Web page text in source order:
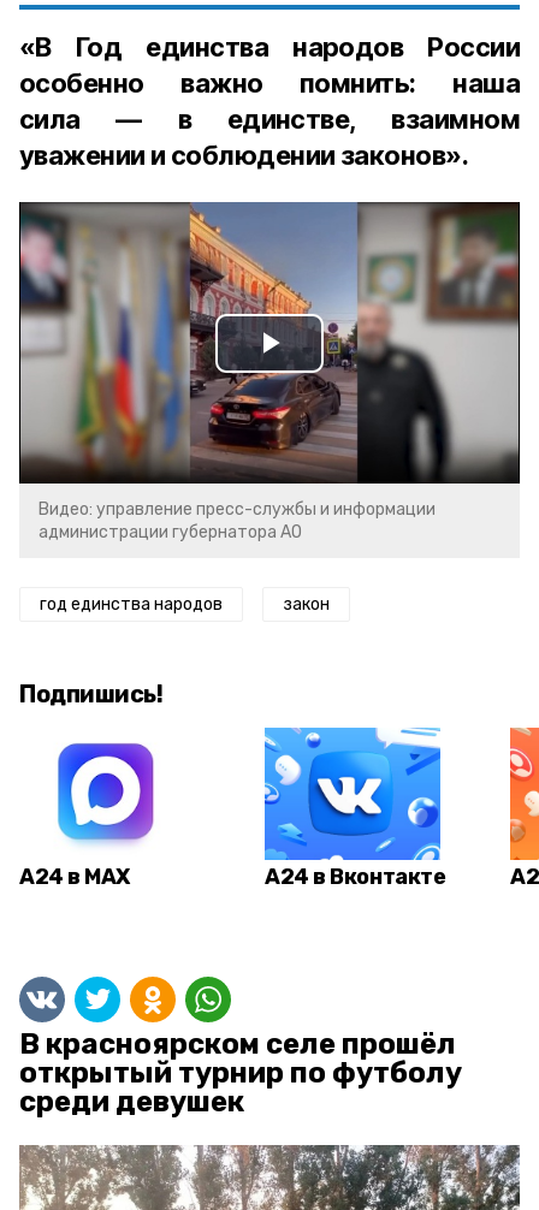
«В Год единства народов России
особенно важно помнить: наша
сила — в единстве, взаимном
уважении и соблюдении законов».
Play
Video
Видео: управление пресс-службы и информации
администрации губернатора АО
год единства народов закон
Подпишись!
А24 в MAX А24 в Вконтакте
В красноярском селе прошёл
открытый турнир по футболу
среди девушек